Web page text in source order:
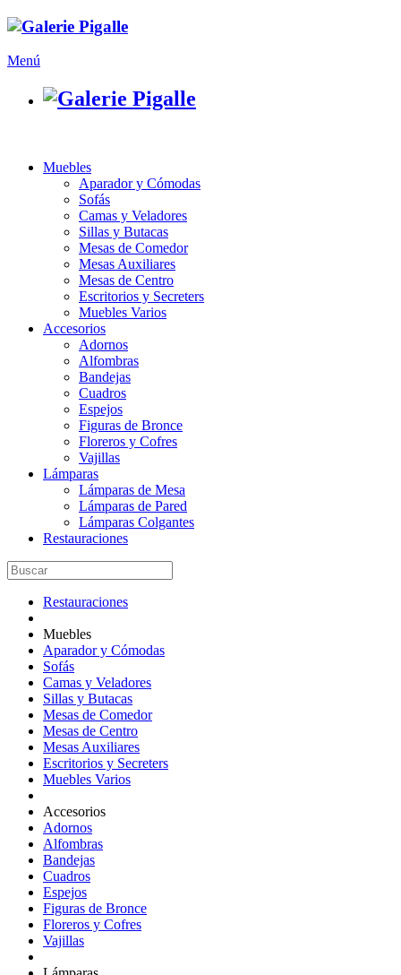
Menú
Muebles
Aparador y Cómodas
Sofás
Camas y Veladores
Sillas y Butacas
Mesas de Comedor
Mesas Auxiliares
Mesas de Centro
Escritorios y Secreters
Muebles Varios
Accesorios
Adornos
Alfombras
Bandejas
Cuadros
Espejos
Figuras de Bronce
Floreros y Cofres
Vajillas
Lámparas
Lámparas de Mesa
Lámparas de Pared
Lámparas Colgantes
Restauraciones
Restauraciones
Muebles
Aparador y Cómodas
Sofás
Camas y Veladores
Sillas y Butacas
Mesas de Comedor
Mesas de Centro
Mesas Auxiliares
Escritorios y Secreters
Muebles Varios
Accesorios
Adornos
Alfombras
Bandejas
Cuadros
Espejos
Figuras de Bronce
Floreros y Cofres
Vajillas